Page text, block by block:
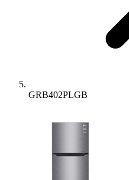
GRB402PLGB